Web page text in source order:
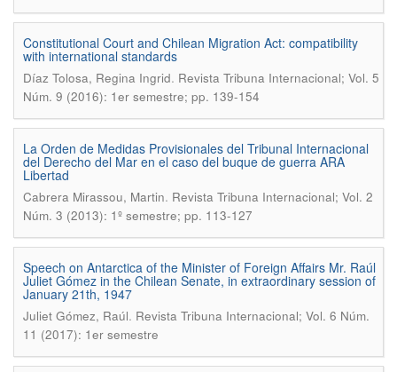
Constitutional Court and Chilean Migration Act: compatibility
with international standards
Díaz Tolosa, Regina Ingrid. Revista Tribuna Internacional; Vol. 5
Núm. 9 (2016): 1er semestre; pp. 139-154
La Orden de Medidas Provisionales del Tribunal Internacional
del Derecho del Mar en el caso del buque de guerra ARA
Libertad
Cabrera Mirassou, Martin. Revista Tribuna Internacional; Vol. 2
Núm. 3 (2013): 1º semestre; pp. 113-127
Speech on Antarctica of the Minister of Foreign Affairs Mr. Raúl
Juliet Gómez in the Chilean Senate, in extraordinary session of
January 21th, 1947
Juliet Gómez, Raúl. Revista Tribuna Internacional; Vol. 6 Núm.
11 (2017): 1er semestre